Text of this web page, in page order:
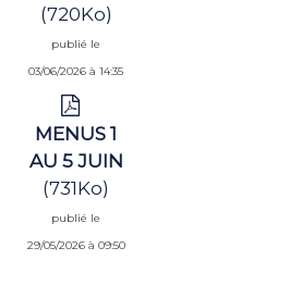
(720Ko)
publié le
03/06/2026 à 14:35
MENUS 1
AU 5 JUIN
(731Ko)
publié le
29/05/2026 à 09:50